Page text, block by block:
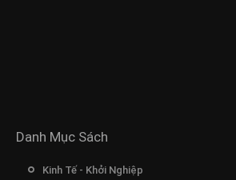
Danh Mục Sách
Kinh Tế - Khởi Nghiệp